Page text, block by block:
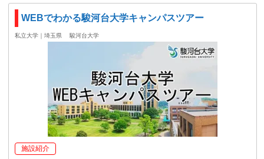
WEBでわかる駿河台大学キャンパスツアー
私立大学｜埼玉県 駿河台大学
施設紹介